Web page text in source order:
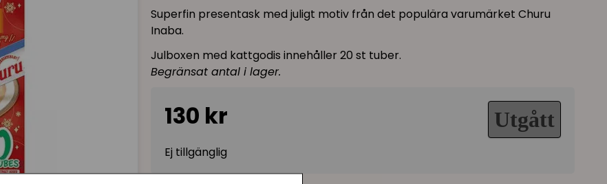
Superfin presentask med juligt motiv från det populära varumärket Churu
Inaba.
Julboxen med kattgodis innehåller 20 st tuber.
Begränsat antal i lager.
130 kr Utgått
Ej tillgänglig